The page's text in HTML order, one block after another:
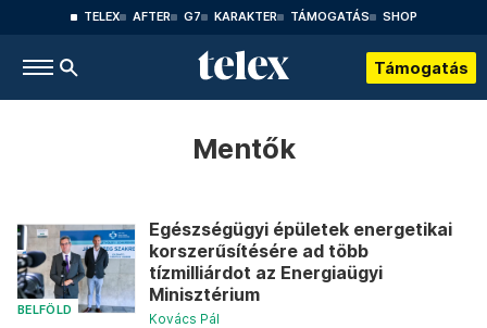
TELEX AFTER G7 KARAKTER TÁMOGATÁS SHOP
Támogatás
Mentők
BELFÖLD
Egészségügyi épületek energetikai
korszerűsítésére ad több
tízmilliárdot az Energiaügyi
Minisztérium
Kovács Pál